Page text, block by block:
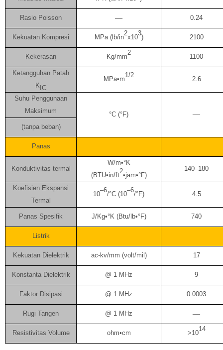
Rasio Poisson — 0.24
Kekuatan Kompresi MPa (lb/in
2
x10
3
) 2100
Kekerasan Kg/mm
2
1100
Ketangguhan Patah
K IC
MPa•m
1/2
2.6
Suhu Penggunaan
Maksimum
°C (°F) —
(tanpa beban)
Panas
Konduktivitas termal
W/m•°K
(BTU•in/ft
2
•jam•°F)
140–180
Koefisien Ekspansi
Termal
10
–6
/°C (10
–6
/°F) 4.5
Panas Spesifik J/Kg•°K (Btu/lb•°F) 740
Listrik
Kekuatan Dielektrik ac-kv/mm (volt/mil) 17
Konstanta Dielektrik @ 1 MHz 9
Faktor Disipasi @ 1 MHz 0.0003
Rugi Tangen @ 1 MHz —
Resistivitas Volume ohm•cm >10
14